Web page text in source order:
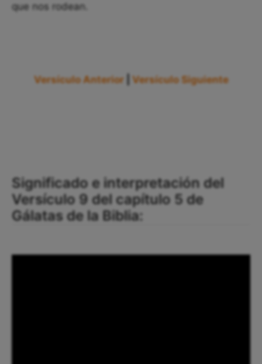
que nos rodean.
Versículo Anterior Versículo Siguiente
Significado e interpretación del
Versículo 9 del capítulo 5 de
Gálatas de la Biblia: